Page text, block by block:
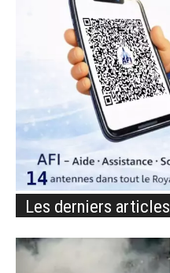
Les derniers articles